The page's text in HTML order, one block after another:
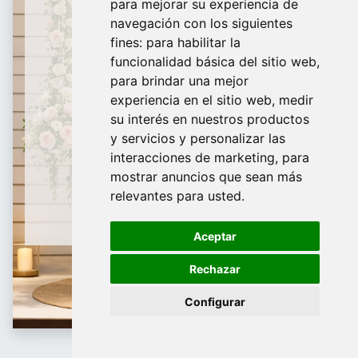
para mejorar su experiencia de
navegación con los siguientes
fines: para habilitar la
funcionalidad básica del sitio web,
para brindar una mejor
experiencia en el sitio web, medir
su interés en nuestros productos
y servicios y personalizar las
interacciones de marketing, para
mostrar anuncios que sean más
relevantes para usted.
Aceptar
Rechazar
Configurar
De Domingo a Viernes
¿Te ayudamos?
688 097 373
​ info@tridecor.net
Contáctanos
Ofertas